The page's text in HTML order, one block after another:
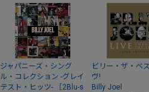
ジャパニーズ・シング
ル・コレクション -グレイ
テスト・ヒッツ- ［2Blu-s
ビリー・ザ・ベ
ヴ!
Billy Joel